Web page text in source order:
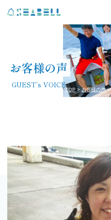
お客様の声
GUEST’s VOICETOP お客様の声